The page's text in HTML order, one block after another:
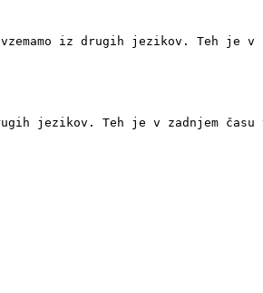
iz drugih jezikov. Teh je v
jezikov. Teh je v zadnjem času